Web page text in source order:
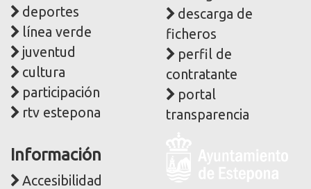
deportes
línea verde
juventud
cultura
participación
rtv estepona
descarga de
ficheros
perfil de
contratante
portal
transparencia
Información
Accesibilidad